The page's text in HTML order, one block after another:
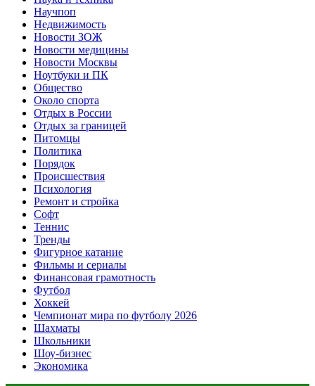
Научпоп
Недвижимость
Новости ЗОЖ
Новости медицины
Новости Москвы
Ноутбуки и ПК
Общество
Около спорта
Отдых в России
Отдых за границей
Питомцы
Политика
Порядок
Происшествия
Психология
Ремонт и стройка
Софт
Теннис
Тренды
Фигурное катание
Фильмы и сериалы
Финансовая грамотность
Футбол
Хоккей
Чемпионат мира по футболу 2026
Шахматы
Школьники
Шоу-бизнес
Экономика